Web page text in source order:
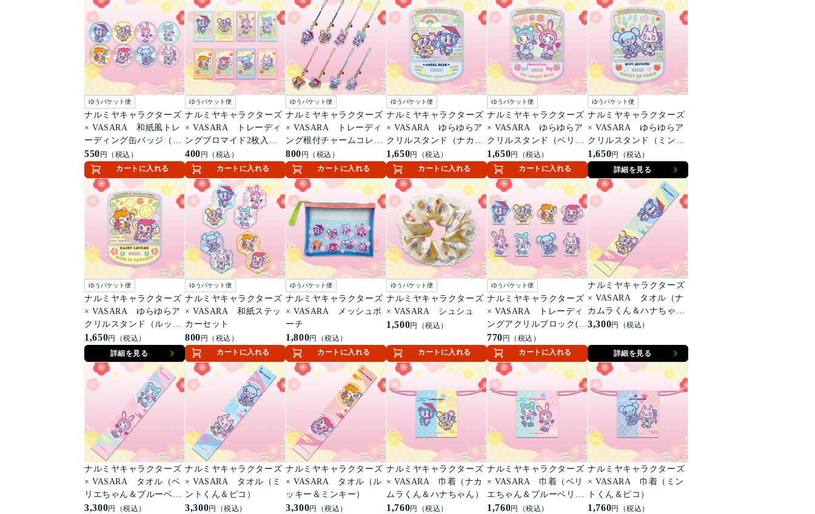
ゆうパケット便
ナルミヤキャラクターズ
× VASARA 和紙風トレ
ーディング缶バッジ（全
8種）
550 円（税込）
カートに入れる
ゆうパケット便
ナルミヤキャラクターズ
× VASARA トレーディ
ングブロマイド2枚入り
（全8種）
400 円（税込）
カートに入れる
ゆうパケット便
ナルミヤキャラクターズ
× VASARA トレーディ
ング根付チャームコレク
ション（全8種）
800 円（税込）
カートに入れる
ゆうパケット便
ナルミヤキャラクターズ
× VASARA ゆらゆらア
クリルスタンド（ナカム
ラくん＆ハナちゃん）
1,650円（税込）
カートに入れる
ゆうパケット便
ナルミヤキャラクターズ
× VASARA ゆらゆらア
クリルスタンド（ベリエ
ちゃん＆ブルーベリエち
ゃん）
1,650円（税込）
カートに入れる
ゆうパケット便
ナルミヤキャラクターズ
× VASARA ゆらゆらア
クリルスタンド（ミント
くん＆ピコ）
1,650円（税込）
詳細を見る
ゆうパケット便
ナルミヤキャラクターズ
× VASARA ゆらゆらア
クリルスタンド（ルッキ
ー＆ミンキー）
1,650円（税込）
詳細を見る
ゆうパケット便
ナルミヤキャラクターズ
× VASARA 和紙ステッ
カーセット
800 円（税込）
カートに入れる
ゆうパケット便
ナルミヤキャラクターズ
× VASARA メッシュポ
ーチ
1,800円（税込）
カートに入れる
ゆうパケット便
ナルミヤキャラクターズ
× VASARA シュシュ
1,500円（税込）
カートに入れる
ゆうパケット便
ナルミヤキャラクターズ
× VASARA トレーディ
ングアクリルブロック(全
8種)
770 円（税込）
カートに入れる
ナルミヤキャラクターズ
× VASARA タオル（ナ
カムラくん＆ハナちゃ
ん）
3,300円（税込）
詳細を見る
ナルミヤキャラクターズ
× VASARA タオル（ベ
リエちゃん＆ブルーベリ
エちゃん）
3,300円（税込）
ナルミヤキャラクターズ
× VASARA タオル（ミ
ントくん＆ピコ）
3,300円（税込）
ナルミヤキャラクターズ
× VASARA タオル（ル
ッキー＆ミンキー）
3,300円（税込）
ナルミヤキャラクターズ
× VASARA 巾着（ナカ
ムラくん＆ハナちゃん）
1,760円（税込）
ナルミヤキャラクターズ
× VASARA 巾着（ベリ
エちゃん＆ブルーベリエ
ちゃん）
1,760円（税込）
ナルミヤキャラクターズ
× VASARA 巾着（ミン
トくん＆ピコ）
1,760円（税込）